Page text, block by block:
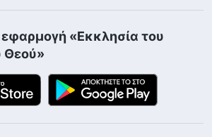
«Εκκλησία του
Θεού»